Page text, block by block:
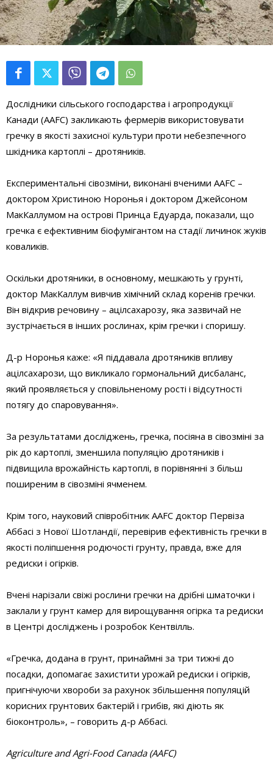
Дослідники сільського господарства і агропродукції
Канади (AAFC) закликають фермерів використовувати
гречку в якості захисної культури проти небезпечного
шкідника картоплі – дротяників.
Експериментальні сівозміни, виконані вченими AAFC –
доктором Христиною Норонья і доктором Джейсоном
МакКаллумом на острові Принца Едуарда, показали, що
гречка є ефективним біофумігантом на стадії личинок жуків
коваликів.
Оскільки дротяники, в основному, мешкають у грунті,
доктор МакКаллум вивчив хімічний склад коренів гречки.
Він відкрив речовину – ацілсахарозу, яка зазвичай не
зустрічається в інших рослинах, крім гречки і споришу.
Д-р Норонья каже: «Я піддавала дротяників впливу
ацілсахарози, що викликало гормональний дисбаланс,
який проявляється у сповільненому рості і відсутності
потягу до спаровування».
За результатами досліджень, гречка, посіяна в сівозміні за
рік до картоплі, зменшила популяцію дротяників і
підвищила врожайність картоплі, в порівнянні з більш
поширеним в сівозміні ячменем.
Крім того, науковий співробітник AAFC доктор Первіза
Аббасі з Нової Шотландії, перевірив ефективність гречки в
якості поліпшення родючості грунту, правда, вже для
редиски і огірків.
Вчені нарізали свіжі рослини гречки на дрібні шматочки і
заклали у грунт камер для вирощування огірка та редиски
в Центрі досліджень і розробок Кентвілль.
«Гречка, додана в грунт, принаймні за три тижні до
посадки, допомагає захистити урожай редиски і огірків,
пригнічуючи хвороби за рахунок збільшення популяцій
корисних грунтових бактерій і грибів, які діють як
біоконтроль», – говорить д-р Аббасі.
Agriculture and Agri-Food Canada (AAFC)